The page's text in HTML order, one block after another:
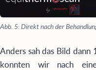
Abb. 5: Direkt nach der
Anders sah das Bild
konnten wir nach